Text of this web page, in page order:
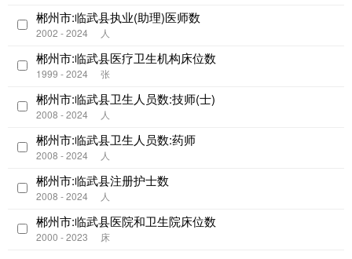
郴州市:临武县执业(助理)医师数
2002 - 2024 人
郴州市:临武县医疗卫生机构床位数
1999 - 2024 张
郴州市:临武县卫生人员数:技师(士)
2008 - 2024 人
郴州市:临武县卫生人员数:药师
2008 - 2024 人
郴州市:临武县注册护士数
2008 - 2024 人
郴州市:临武县医院和卫生院床位数
2000 - 2023 床